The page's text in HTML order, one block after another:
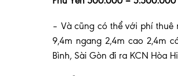
– Và cũng có thể với phí thuê
9,4m ngang 2,4m cao 2,4m
Bình, Sài Gòn đi ra KCN Hòa